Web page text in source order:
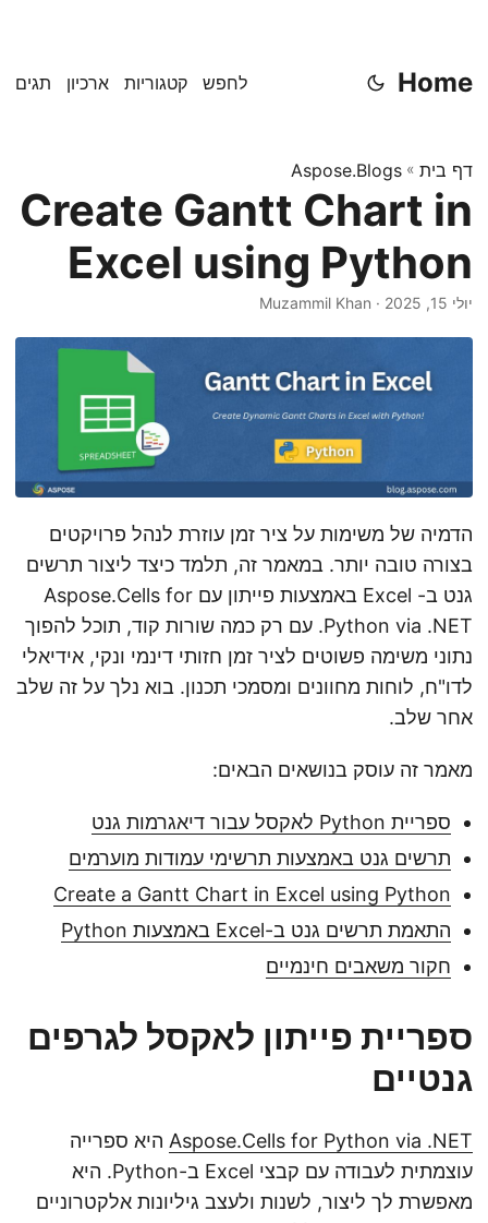
Home לחפש קטגוריות ארכיון תגים
דף בית »
Aspose.Blogs
Create Gantt Chart in
Excel using Python
יולי 15, 2025 · Muzammil Khan
הדמיה של משימות על ציר זמן עוזרת לנהל פרויקטים
בצורה טובה יותר. במאמר זה, תלמד כיצד ליצור תרשים
גנט ב- Excel באמצעות פייתון עם Aspose.Cells for
Python via .NET. עם רק כמה שורות קוד, תוכל להפוך
נתוני משימה פשוטים לציר זמן חזותי דינמי ונקי, אידיאלי
לדו"ח, לוחות מחוונים ומסמכי תכנון. בוא נלך על זה שלב
אחר שלב.
מאמר זה עוסק בנושאים הבאים:
ספריית Python לאקסל עבור דיאגרמות גנט
תרשים גנט באמצעות תרשימי עמודות מוערמים
Create a Gantt Chart in Excel using Python
התאמת תרשים גנט ב-Excel באמצעות Python
חקור משאבים חינמיים
ספריית פייתון לאקסל לגרפים
גנטיים
Aspose.Cells for Python via .NET היא ספרייה
עוצמתית לעבודה עם קבצי Excel ב-Python. היא
מאפשרת לך ליצור, לשנות ולעצב גיליונות אלקטרוניים